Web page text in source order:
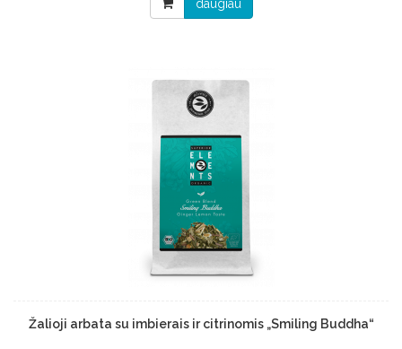
daugiau
Žalioji arbata su imbierais ir citrinomis „Smiling Buddha“